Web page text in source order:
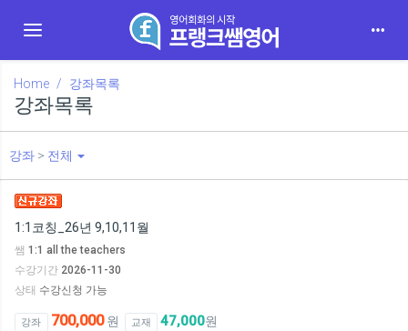
Toggle navigation
Home 강좌목록
강좌목록
강좌 > 전체
1:1코칭_26년 9,10,11월
쌤 1:1 all the teachers
수강기간 2026-11-30
상태 수강신청 가능
강좌 700,000원 교재 47,000원